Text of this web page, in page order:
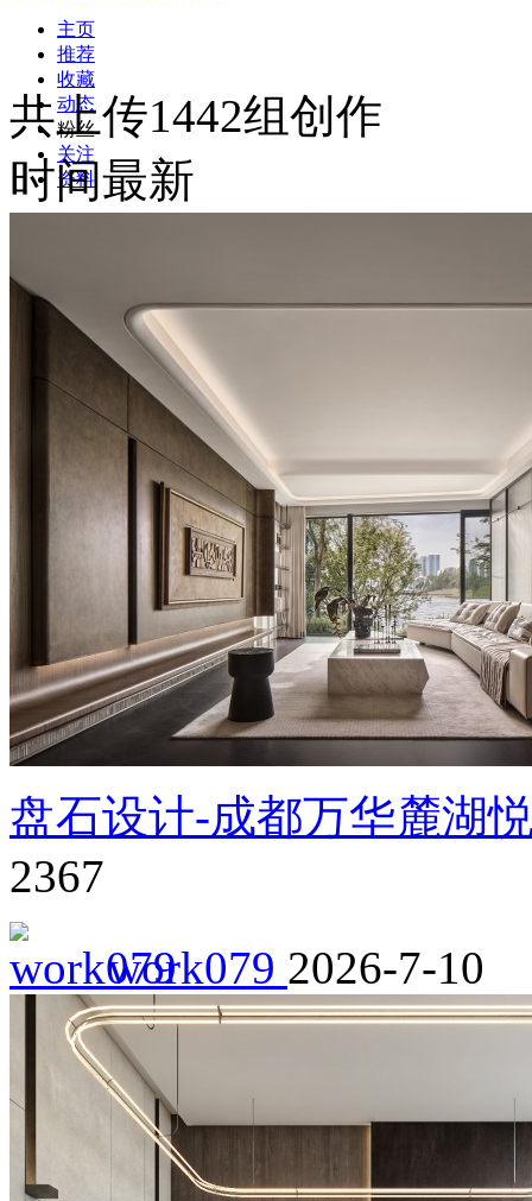
主页
推荐
收藏
动态
粉丝
关注
资料
共上传1442组创作
时间最新
盘石设计-成都万华麓湖
2367
work079 2026-7-10